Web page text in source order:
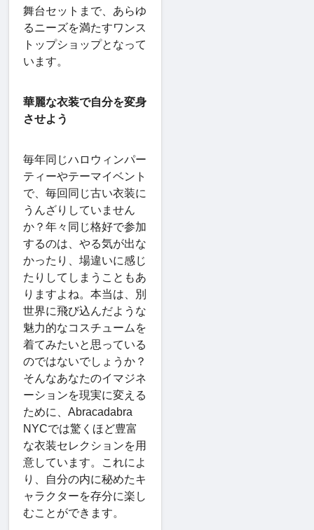
舞台セットまで、あらゆ
るニーズを満たすワンス
トップショップとなって
います。
華麗な衣装で自分を変身
させよう
毎年同じハロウィンパー
ティーやテーマイベント
で、毎回同じ古い衣装に
うんざりしていません
か？年々同じ格好で参加
するのは、やる気が出な
かったり、場違いに感じ
たりしてしまうこともあ
りますよね。本当は、別
世界に飛び込んだような
魅力的なコスチュームを
着てみたいと思っている
のではないでしょうか？
そんなあなたのイマジネ
ーションを現実に変える
ために、Abracadabra
NYCでは驚くほど豊富
な衣装セレクションを用
意しています。これによ
り、自分の内に秘めたキ
ャラクターを存分に楽し
むことができます。